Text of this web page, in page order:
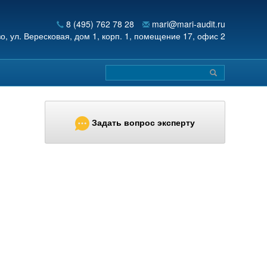
8 (495) 762 78 28
mari@mari-audit.ru
ул. Вересковая, дом 1, корп. 1, помещение 17, офис 2
Задать вопрос эксперту